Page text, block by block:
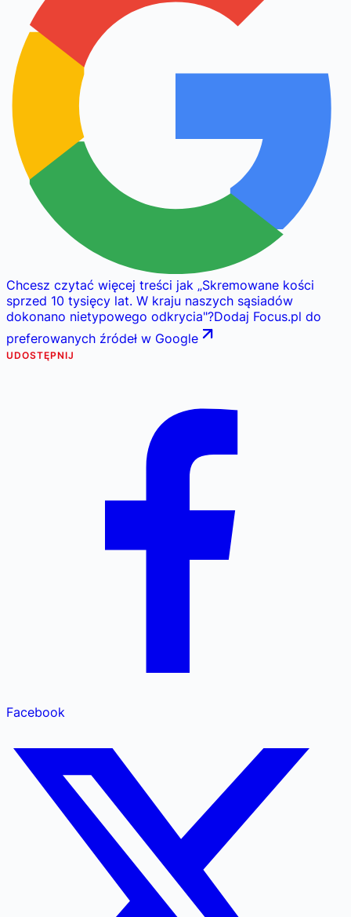
Chcesz czytać więcej treści jak „Skremowane kości
sprzed 10 tysięcy lat. W kraju naszych sąsiadów
dokonano nietypowego odkrycia"?Dodaj Focus.pl do
preferowanych źródeł w Google
UDOSTĘPNIJ
Facebook